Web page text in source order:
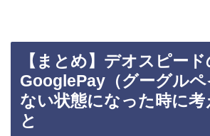
【まとめ】デオスピー
GooglePay（グーグルペ
ない状態になった時に考
と